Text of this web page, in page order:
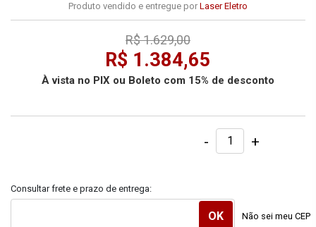
Produto vendido e entregue por Laser Eletro
R$ 1.384,65
À vista no PIX ou Boleto com 15% de desconto
R$ 1.629,00
- +
Consultar frete e prazo de entrega:
Não sei meu CEP